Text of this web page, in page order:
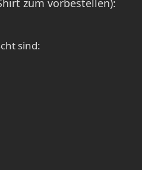
zum vorbestellen):
sind: